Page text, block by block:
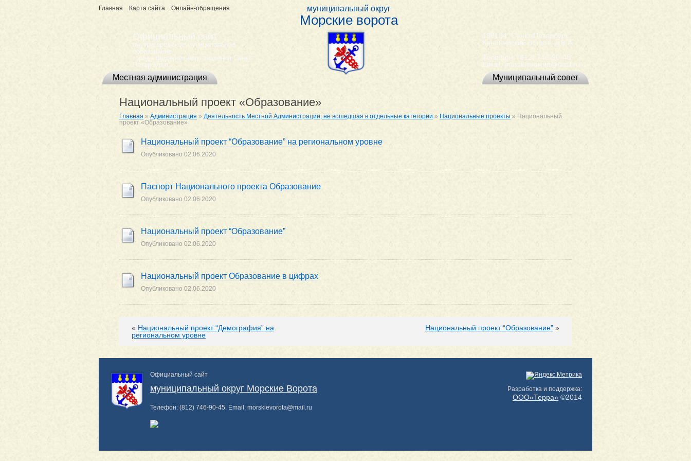
Главная Карта сайта Онлайн-обращения муниципальный округ
Морские ворота
Официальный сайт
внутригородское муниципальное
образование
города федерального значения Санкт-
Петербурга
198184, Санкт-Петербург,
Канонерский остров, д.8-А
Телефон: (812) 746-90-45
Email: morskievorota@mail.ru
Местная администрация Муниципальный совет
Национальный проект «Образование»
Главная » Администрация » Деятельность Местной Администрации, не вошедшая в отдельные категории » Национальные проекты » Национальный
проект «Образование»
Национальный проект “Образование” на региональном уровне
Опубликовано 02.06.2020
Паспорт Национального проекта Образование
Опубликовано 02.06.2020
Национальный проект “Образование”
Опубликовано 02.06.2020
Национальный проект Образование в цифрах
Опубликовано 02.06.2020
« Национальный проект “Демография” на
региональном уровне
Национальный проект “Образование” »
Официальный сайт
муниципальный округ Морские Ворота
Телефон: (812) 746-90-45. Email: morskievorota@mail.ru
Разработка и поддержка:
ООО«Терра» ©2014